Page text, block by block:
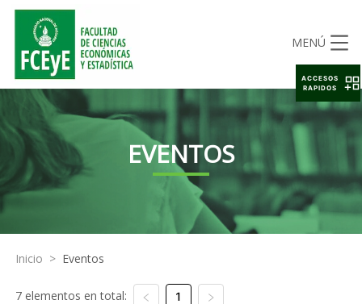
MENÚ
EVENTOS
Inicio > Eventos
7 elementos en total: 1
ACCESOS
RAPIDOS